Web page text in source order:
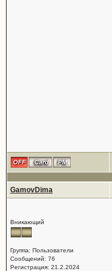
GamovDima
Вникающий
Группа: Пользователи
Сообщений: 76
Регистрация: 21.2.2024